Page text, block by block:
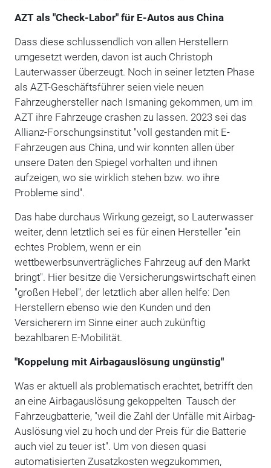
AZT als "Check-Labor" für E-Autos aus China
Dass diese schlussendlich von allen Herstellern
umgesetzt werden, davon ist auch Christoph
Lauterwasser überzeugt. Noch in seiner letzten Phase
als AZT-Geschäftsführer seien viele neuen
Fahrzeughersteller nach Ismaning gekommen, um im
AZT ihre Fahrzeuge crashen zu lassen. 2023 sei das
Allianz-Forschungsinstitut "voll gestanden mit E-
Fahrzeugen aus China, und wir konnten allen über
unsere Daten den Spiegel vorhalten und ihnen
aufzeigen, wo sie wirklich stehen bzw. wo ihre
Probleme sind".
Das habe durchaus Wirkung gezeigt, so Lauterwasser
weiter, denn letztlich sei es für einen Hersteller "ein
echtes Problem, wenn er ein
wettbewerbsunverträgliches Fahrzeug auf den Markt
bringt". Hier besitze die Versicherungswirtschaft einen
"großen Hebel", der letztlich aber allen helfe: Den
Herstellern ebenso wie den Kunden und den
Versicherern im Sinne einer auch zukünftig
bezahlbaren E-Mobilität.
"Koppelung mit Airbagauslösung ungünstig"
Was er aktuell als problematisch erachtet, betrifft den
an eine Airbagauslösung gekoppelten Tausch der
Fahrzeugbatterie, "weil die Zahl der Unfälle mit Airbag-
Auslösung viel zu hoch und der Preis für die Batterie
auch viel zu teuer ist". Um von diesen quasi
automatisierten Zusatzkosten wegzukommen,